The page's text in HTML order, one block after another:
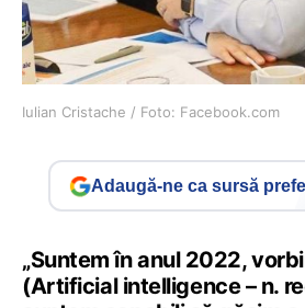
Iulian Cristache / Foto: Facebook.com
Adaugă-ne ca sursă
„Suntem în anul 2022,
(Artificial intelligence – n.